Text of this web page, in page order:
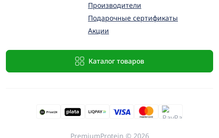
Производители
Подарочные сертификаты
Акции
Каталог товаров
PremiumProtein © 2026